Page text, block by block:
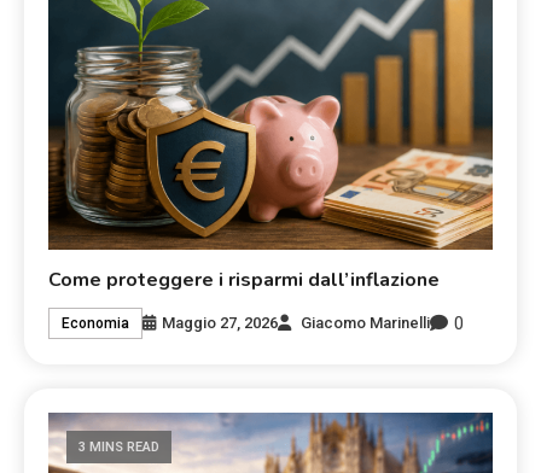
Come proteggere i risparmi dall’inflazione
Economia Maggio 27, 2026 Giacomo Marinelli 0
3 MINS READ